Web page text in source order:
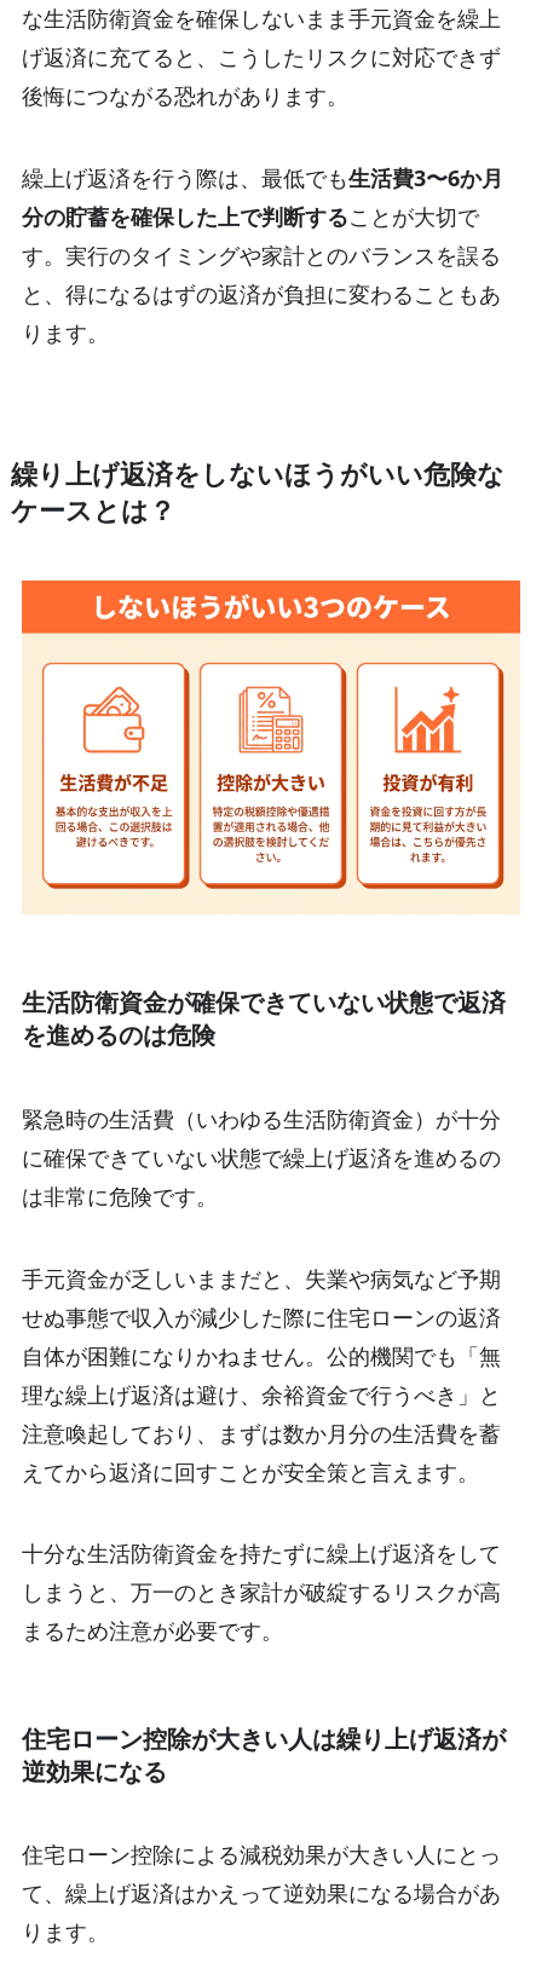
な生活防衛資金を確保しないまま手元資金を繰上
げ返済に充てると、こうしたリスクに対応できず
後悔につながる恐れがあります。
繰上げ返済を行う際は、最低でも生活費3〜6か月
分の貯蓄を確保した上で判断することが大切で
す。実行のタイミングや家計とのバランスを誤る
と、得になるはずの返済が負担に変わることもあ
ります。
繰り上げ返済をしないほうがいい危険な
ケースとは？
生活防衛資金が確保できていない状態で返済
を進めるのは危険
緊急時の生活費（いわゆる生活防衛資金）が十分
に確保できていない状態で繰上げ返済を進めるの
は非常に危険です。
手元資金が乏しいままだと、失業や病気など予期
せぬ事態で収入が減少した際に住宅ローンの返済
自体が困難になりかねません。公的機関でも「無
理な繰上げ返済は避け、余裕資金で行うべき」と
注意喚起しており、まずは数か月分の生活費を蓄
えてから返済に回すことが安全策と言えます。
十分な生活防衛資金を持たずに繰上げ返済をして
しまうと、万一のとき家計が破綻するリスクが高
まるため注意が必要です。
住宅ローン控除が大きい人は繰り上げ返済が
逆効果になる
住宅ローン控除による減税効果が大きい人にとっ
て、繰上げ返済はかえって逆効果になる場合があ
ります。